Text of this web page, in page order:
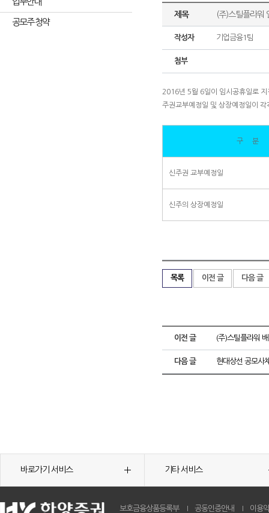
공모주 청약
제목 (주)스틸플라워
작성자 기업금융1팀
첨부
2016년 5월 6일이 임시공휴일로 지
주권교부예정일 및 상장예정일이
구 분
신주권 교부예정일
신주의 상장예정일
목록 이전 글 다음 글
이전 글 (주)스틸플라워
다음 글 현대상선 공모사
바로가기 서비스 기타 서비스
보호금융상품등록부 공동인증안내 이용